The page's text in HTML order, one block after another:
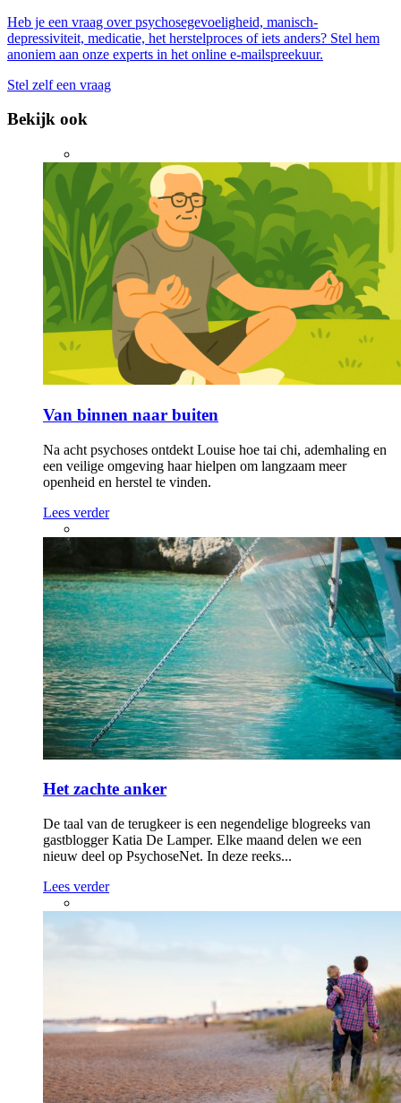
Heb je een vraag over psychosegevoeligheid, manisch-
depressiviteit, medicatie, het herstelproces of iets anders? Stel hem
anoniem aan onze experts in het online e-mailspreekuur.
Stel zelf een vraag
Bekijk ook
Van binnen naar buiten
Na acht psychoses ontdekt Louise hoe tai chi, ademhaling en
een veilige omgeving haar hielpen om langzaam meer
openheid en herstel te vinden.
Lees verder
Het zachte anker
De taal van de terugkeer is een negendelige blogreeks van
gastblogger Katia De Lamper. Elke maand delen we een
nieuw deel op PsychoseNet. In deze reeks...
Lees verder